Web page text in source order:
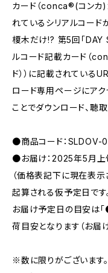
カード（conca®(コンカ)
れているシリアルコード
榎木だけ!? 第5回「DAY
ルコード記載カード（
ド））に記載されている
ロード専用ページにアク
ことでダウンロード、聴
●商品コード：SLDOV-
●お届け：2025年5月上
（価格表記下に現在表
起算される仮予定日です
お届け予定日の目安は
荷目安となります（お届
※数に限りがございます